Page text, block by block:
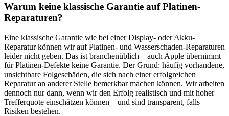
Warum keine klassische Garantie auf Platinen-
Reparaturen?
Eine klassische Garantie wie bei einer Display- oder Akku-
Reparatur können wir auf Platinen- und Wasserschaden-Reparaturen
leider nicht geben. Das ist branchenüblich – auch Apple übernimmt
für Platinen-Defekte keine Garantie. Der Grund: häufig vorhandene,
unsichtbare Folgeschäden, die sich nach einer erfolgreichen
Reparatur an anderer Stelle bemerkbar machen können. Wir arbeiten
dennoch nur dann, wenn wir den Erfolg realistisch und mit hoher
Trefferquote einschätzen können – und sind transparent, falls
Risiken bestehen.